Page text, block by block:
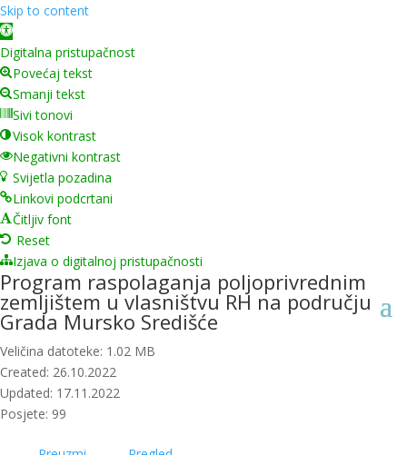
Skip to content
Open toolbar
Digitalna pristupačnost
Povećaj tekst
Smanji tekst
Sivi tonovi
Visok kontrast
Negativni kontrast
Svijetla pozadina
Linkovi podcrtani
Čitljiv font
Reset
Izjava o digitalnoj pristupačnosti
Program raspolaganja poljoprivrednim
zemljištem u vlasništvu RH na području
Grada Mursko Središće
Veličina datoteke: 1.02 MB
Created: 26.10.2022
Updated: 17.11.2022
Posjete: 99